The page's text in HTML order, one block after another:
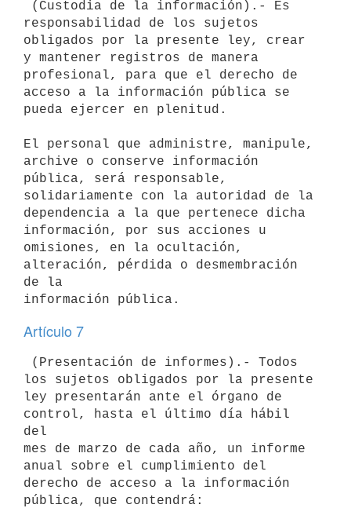
responsabilidad de los sujetos
obligados por la presente ley, crear
y mantener registros de manera
profesional, para que el derecho de
acceso a la información pública se
pueda ejercer en plenitud.
El personal que administre, manipule,
archive o conserve información
pública, será responsable,
solidariamente con la autoridad de la
dependencia a la que pertenece dicha
información, por sus acciones u
omisiones, en la ocultación,
alteración, pérdida o desmembración
de la
Artículo 7
los sujetos obligados por la presente
ley presentarán ante el órgano de
control, hasta el último día hábil
del
mes de marzo de cada año, un informe
anual sobre el cumplimiento del
derecho de acceso a la información
pública, que contendrá: